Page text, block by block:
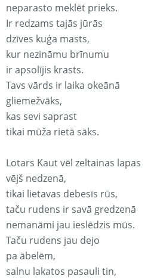
neparasto meklēt prieks.
Ir redzams tajās jūrās
dzīves kuģa masts,
kur nezināmu brīnumu
ir apsolījis krasts.
Tavs vārds ir laika okeānā
gliemežvāks,
kas sevi saprast
tikai mūža rietā sāks.
Lotars Kaut vēl zeltainas lapas
vējš nedzenā,
tikai lietavas debesīs rūs,
taču rudens ir savā gredzenā
nemanāmi jau ieslēdzis mūs.
Taču rudens jau dejo
pa ābelēm,
salnu lakatos pasauli tin,